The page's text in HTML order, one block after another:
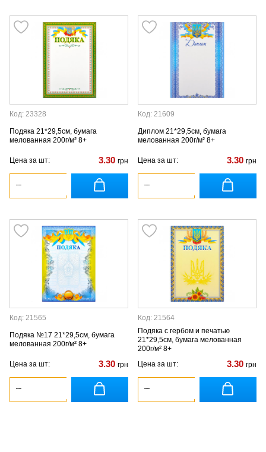
Код: 23328
Подяка 21*29,5см, бумага
мелованная 200г/м² 8+
Цена за шт: 3.30 грн
Код: 21609
Диплом 21*29,5см, бумага
мелованная 200г/м² 8+
Цена за шт: 3.30 грн
Код: 21565
Подяка №17 21*29,5см, бумага
мелованная 200г/м² 8+
Цена за шт: 3.30 грн
Код: 21564
Подяка с гербом и печатью
21*29,5см, бумага мелованная
200г/м² 8+
Цена за шт:
3.30 грн